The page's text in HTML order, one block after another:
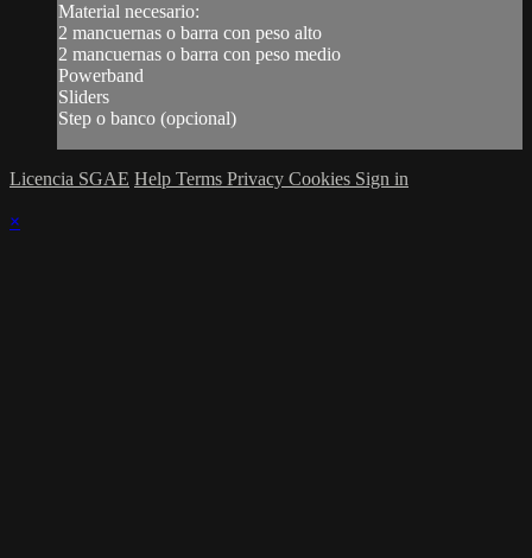
Material necesario:
2 mancuernas o barra con peso alto
2 mancuernas o barra con peso medio
Powerband
Sliders
Step o banco (opcional)
Licencia SGAE Help Terms Privacy Cookies Sign in
×